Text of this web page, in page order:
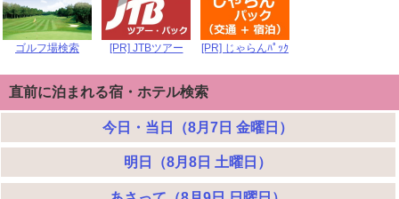
ゴルフ場検索 [PR] JTBツアー [PR] じゃらんﾊﾟｯｸ
直前に泊まれる宿・ホテル検索
今日・当日（8月7日 金曜日）
明日（8月8日 土曜日）